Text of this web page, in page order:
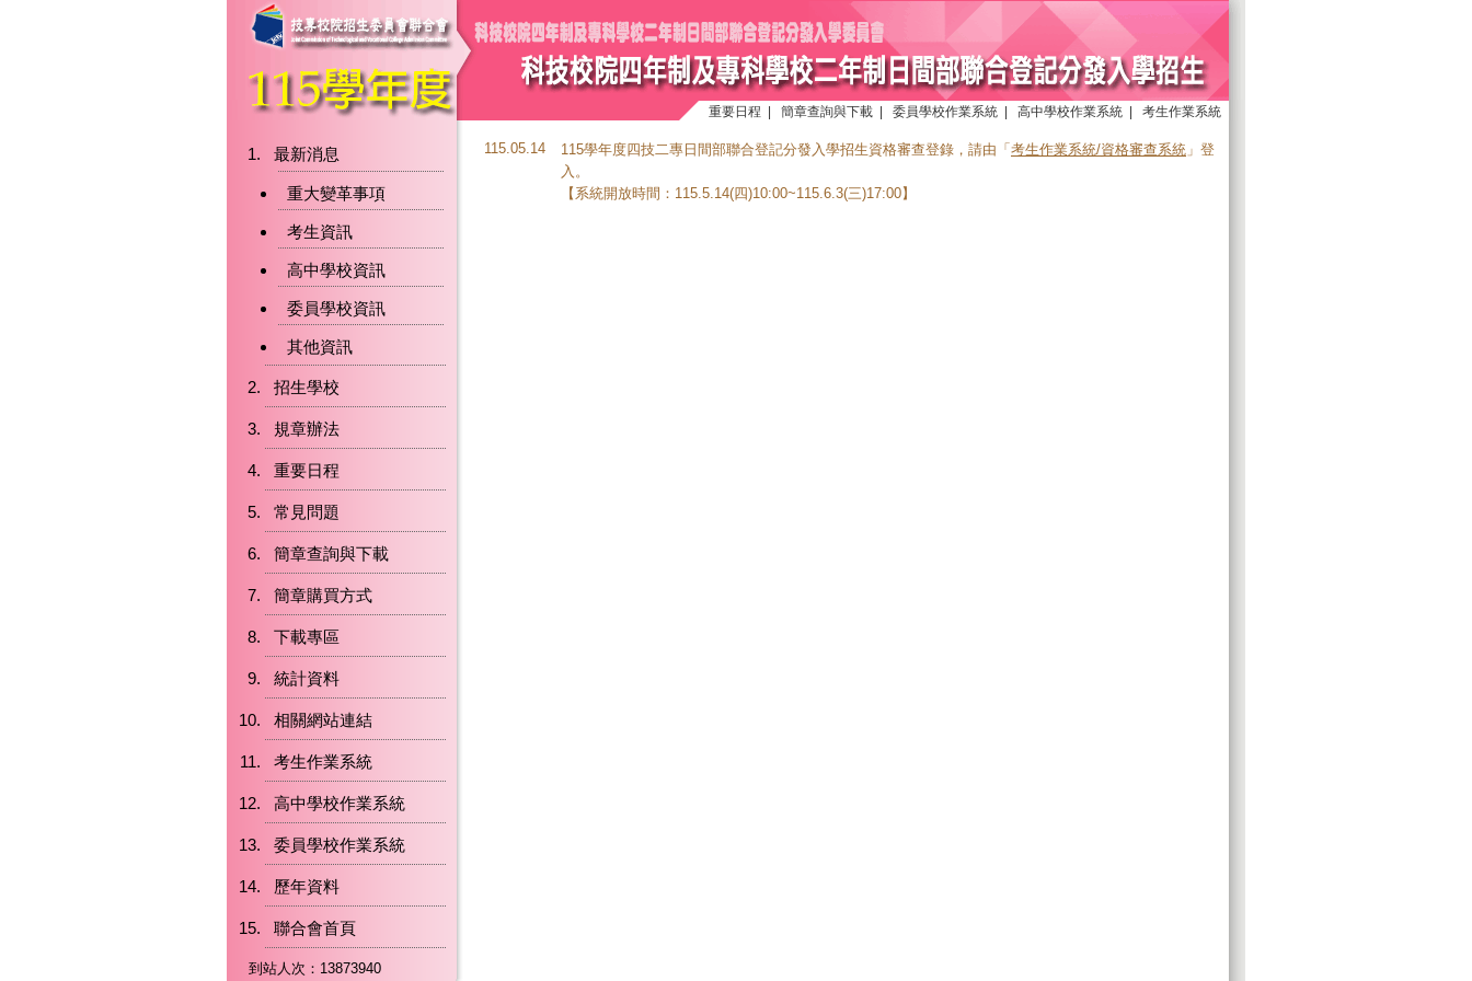
重要日程 簡章查詢與下載 委員學校作業系統 高中學校作業系統 考生作業系統
最新消息
重大變革事項
考生資訊
高中學校資訊
委員學校資訊
其他資訊
招生學校
規章辦法
重要日程
常見問題
簡章查詢與下載
簡章購買方式
下載專區
統計資料
相關網站連結
考生作業系統
高中學校作業系統
委員學校作業系統
歷年資料
聯合會首頁
到站人次：13873940
115.05.14 115學年度四技二專日間部聯合登記分發入學招生資格審查登錄，請由「 考生作業系統/資格審查系統 」登
入。
【系統開放時間：115.5.14(四)10:00~115.6.3(三)17:00】